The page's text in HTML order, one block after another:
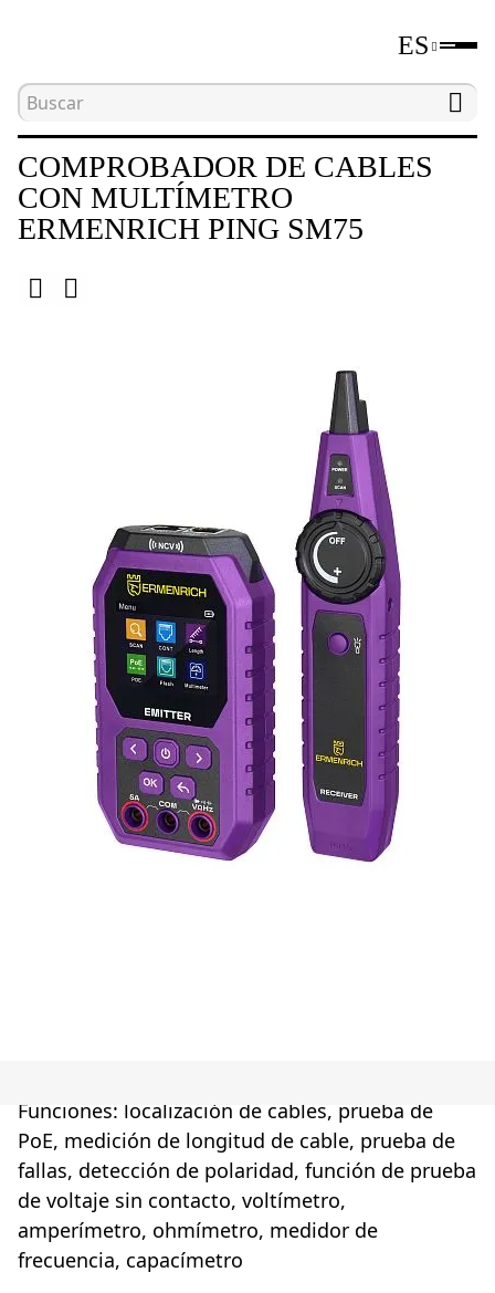
ES
Inicio Herramientas para
COMPROBADOR DE CABLES
CON MULTÍMETRO
ERMENRICH PING SM75
Funciones: localización de cables, prueba de
PoE, medición de longitud de cable, prueba de
fallas, detección de polaridad, función de prueba
de voltaje sin contacto, voltímetro,
amperímetro, ohmímetro, medidor de
frecuencia, capacímetro